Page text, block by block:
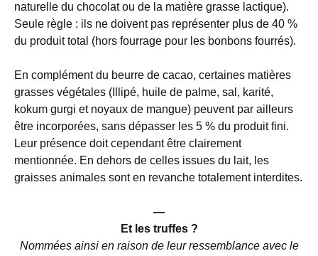
naturelle du chocolat ou de la matière grasse lactique).
Seule règle : ils ne doivent pas représenter plus de 40 %
du produit total (hors fourrage pour les bonbons fourrés).
En complément du beurre de cacao, certaines matières
grasses végétales (Illipé, huile de palme, sal, karité,
kokum gurgi et noyaux de mangue) peuvent par ailleurs
être incorporées, sans dépasser les 5 % du produit fini.
Leur présence doit cependant être clairement
mentionnée. En dehors de celles issues du lait, les
graisses animales sont en revanche totalement interdites.
—
Et les truffes ?
Nommées ainsi en raison de leur ressemblance avec le